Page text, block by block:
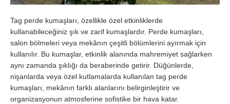
Tag perde kumaşları, özellikle özel etkinliklerde
kullanabileceğiniz şık ve zarif kumaşlardır. Perde kumaşları,
salon bölmeleri veya mekânın çeşitli bölümlerini ayırmak için
kullanılır. Bu kumaşlar, etkinlik alanında mahremiyet sağlarken
aynı zamanda şıklığı da beraberinde getirir. Düğünlerde,
nişanlarda veya özel kutlamalarda kullanılan tag perde
kumaşları, mekânın farklı alanlarını belirginleştirir ve
organizasyonun atmosferine sofistike bir hava katar.